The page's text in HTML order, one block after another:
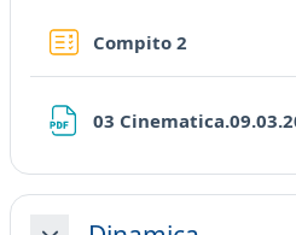
Compito 2
03